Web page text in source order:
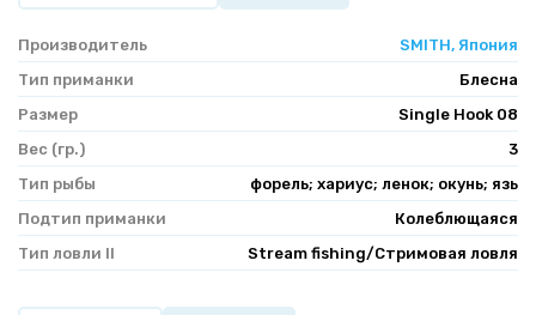
Производитель
SMITH, Япония
Тип приманки
Блесна
Размер
Single Hook 08
Вес (гр.)
3
Тип рыбы
форель; хариус; ленок; окунь; язь
Подтип приманки
Колеблющаяся
Тип ловли II
Stream fishing/Стримовая ловля